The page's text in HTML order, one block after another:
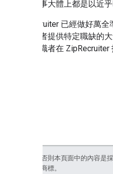
徵才啟事大體上都是以近
ZipRecruiter 已經做好萬
為求職者提供特定職缺的
協助求職者在
非另有註明，否則本頁面中的內容是
聯企業的註冊商標。